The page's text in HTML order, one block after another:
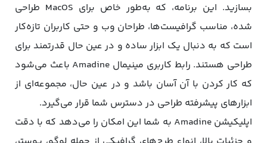
بسازید. این برنامه، که به‌طور خاص برای MacOS طراحی
شده، مناسب گرافیست‌ها، طراحان وب و حتی کاربران تازه‌کار
است که به دنبال یک ابزار ساده و در عین حال قدرتمند برای
طراحی هستند. رابط کاربری مینیمال Amadine باعث می‌شود
که کار کردن با آن آسان باشد و در عین حال، مجموعه‌ای از
ابزارهای پیشرفته طراحی در دسترس شما قرار می‌گیرد.
اپلیکیشن Amadine به شما این امکان را می‌دهد که با دقت